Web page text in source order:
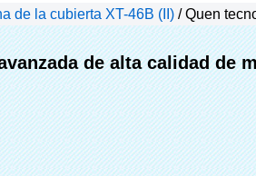
de la cubierta XT-46B (II) /Quen
raíces
de alta calidad de